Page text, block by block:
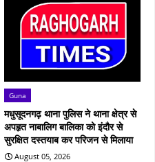
Guna
मधुसूदनगढ़ थाना पुलिस ने थाना क्षेत्र से
अपहृत नाबालिग बालिका को इंदौर से
सुरक्षित दस्तयाब कर परिजन से मिलाया
August 05, 2026